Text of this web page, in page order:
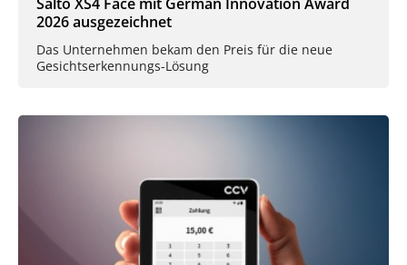
2026 ausgezeichnet
Das Unternehmen bekam den Preis für die neue
Gesichtserkennungs-Lösung